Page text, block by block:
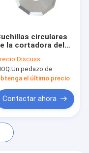
circulares
la cortadora del
de sierra
del carburo
Discuss
Un pedazo de
el último precio
Contactar ahora